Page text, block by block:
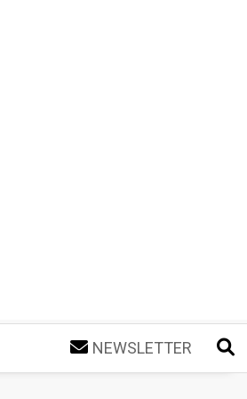
NEWSLETTER